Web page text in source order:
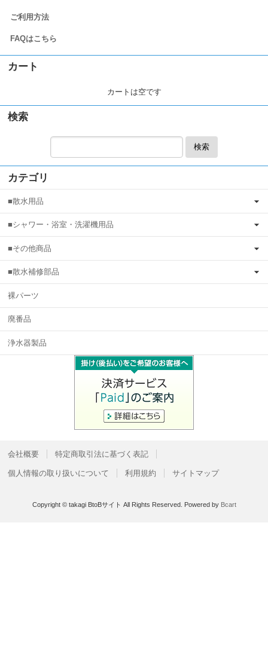
ご利用方法
FAQはこちら
カート
カートは空です
検索
検索
カテゴリ
■散水用品
■シャワー・浴室・洗濯機用品
■その他商品
■散水補修部品
裸パーツ
廃番品
浄水器製品
会社概要 特定商取引法に基づく表記
個人情報の取り扱いについて 利用規約 サイトマップ
Copyright © takagi BtoBサイト All Rights Reserved. Powered by Bcart